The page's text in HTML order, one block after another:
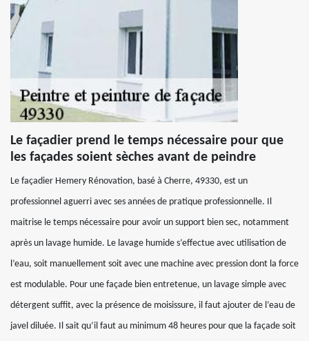
Le façadier prend le temps nécessaire pour que
les façades soient sèches avant de peindre
Le façadier Hemery Rénovation, basé à Cherre, 49330, est un
professionnel aguerri avec ses années de pratique professionnelle. Il
maitrise le temps nécessaire pour avoir un support bien sec, notamment
après un lavage humide. Le lavage humide s’effectue avec utilisation de
l’eau, soit manuellement soit avec une machine avec pression dont la force
est modulable. Pour une façade bien entretenue, un lavage simple avec
détergent suffit, avec la présence de moisissure, il faut ajouter de l’eau de
javel diluée. Il sait qu’il faut au minimum 48 heures pour que la façade soit